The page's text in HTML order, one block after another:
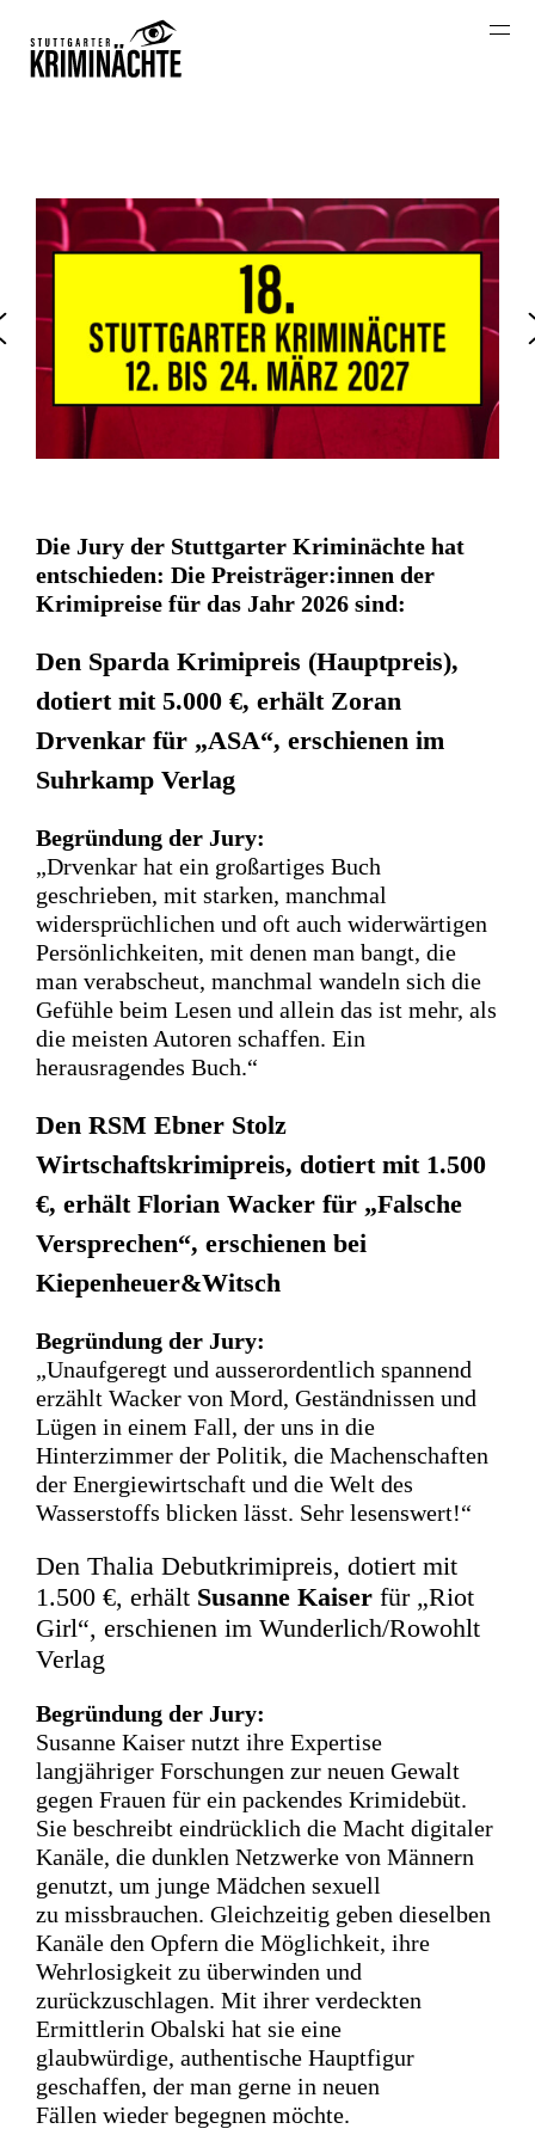
ARCHIV
Die Jury der Stuttgarter Kriminächte hat
entschieden: Die Preisträger:innen der
Krimipreise für das Jahr 2026 sind:
Den Sparda Krimipreis (Hauptpreis),
dotiert mit 5.000 €, erhält Zoran
Drvenkar für „ASA“, erschienen im
Suhrkamp Verlag
Begründung der Jury:
„Drvenkar hat ein großartiges Buch
geschrieben, mit starken, manchmal
widersprüchlichen und oft auch widerwärtigen
Persönlichkeiten, mit denen man bangt, die
man verabscheut, manchmal wandeln sich die
Gefühle beim Lesen und allein das ist mehr, als
die meisten Autoren schaffen. Ein
herausragendes Buch.“
Den RSM Ebner Stolz
Wirtschaftskrimipreis, dotiert mit 1.500
€, erhält Florian Wacker für „Falsche
Versprechen“, erschienen bei
Kiepenheuer&Witsch
Begründung der Jury:
„Unaufgeregt und ausserordentlich spannend
erzählt Wacker von Mord, Geständnissen und
Lügen in einem Fall, der uns in die
Hinterzimmer der Politik, die Machenschaften
der Energiewirtschaft und die Welt des
Wasserstoffs blicken lässt. Sehr lesenswert!“
Den Thalia Debutkrimipreis, dotiert mit
1.500 €, erhält Susanne Kaiser für „Riot
Girl“, erschienen im Wunderlich/Rowohlt
Verlag
Begründung der Jury:
Susanne Kaiser nutzt ihre Expertise
langjähriger Forschungen zur neuen Gewalt
gegen Frauen für ein packendes Krimidebüt.
Sie beschreibt eindrücklich die Macht digitaler
Kanäle, die dunklen Netzwerke von Männern
genutzt, um junge Mädchen sexuell
zu missbrauchen. Gleichzeitig geben dieselben
Kanäle den Opfern die Möglichkeit, ihre
Wehrlosigkeit zu überwinden und
zurückzuschlagen. Mit ihrer verdeckten
Ermittlerin Obalski hat sie eine
glaubwürdige, authentische Hauptfigur
geschaffen, der man gerne in neuen
Fällen wieder begegnen möchte.